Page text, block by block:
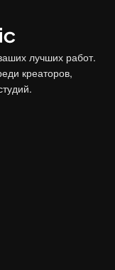
лучших работ.
креаторов,